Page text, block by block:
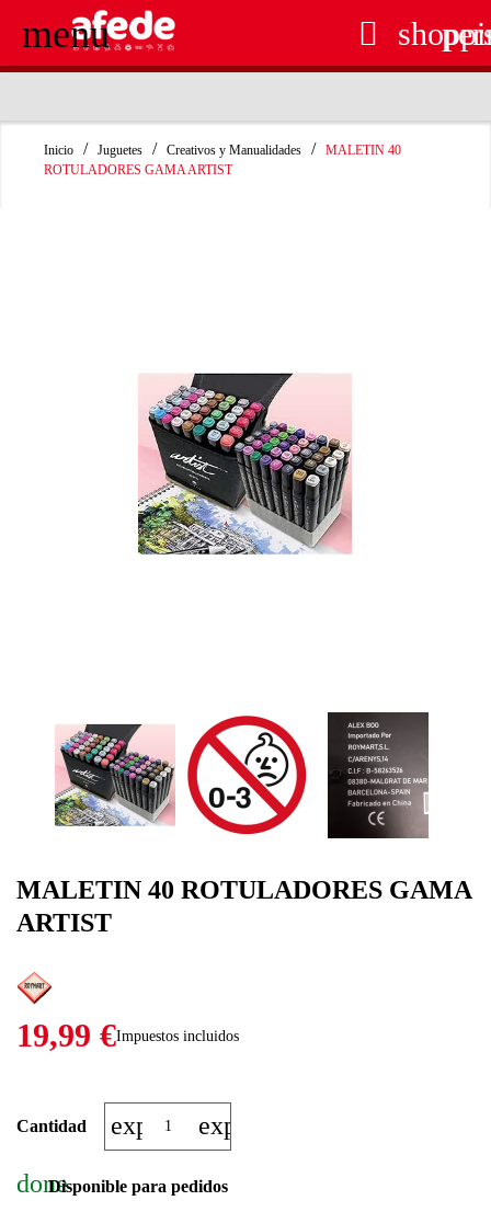
menu 
Inicio Juguetes Creativos y Manualidades
MALETIN 40
ROTULADORES GAMA ARTIST
MALETIN 40 ROTULADORES GAMA
ARTIST
19,99 €Impuestos incluidos
Cantidad expand_moreexpand_less
doneDisponible para pedidos